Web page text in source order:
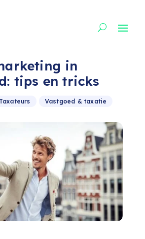
in
tips en tricks
Taxateurs Vastgoed & taxatie